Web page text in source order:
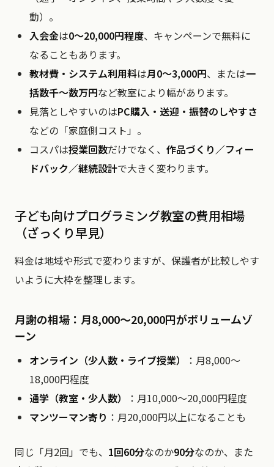
動）。
入会金は0〜20,000円程度、キャンペーンで無料に
なることもあります。
教材費・システム利用料は月0〜3,000円、または一
括数千〜数万円など教室により幅があります。
見落としやすいのはPC購入・送迎・振替のしやすさ
などの「家庭側コスト」。
コスパは授業回数だけでなく、 作品づくり／フィー
ドバック／継続設計で大きく変わります。
子ども向けプログラミング教室の費用相場
（ざっくり早見）
料金は地域や形式で変わりますが、保護者が比較しやす
いように大枠を整理します。
月謝の相場：月8,000〜20,000円がボリュームゾ
ーン
オンライン（少人数・ライブ授業）
：月8,000〜
18,000円程度
通学（教室・少人数）
：月10,000〜20,000円程度
マンツーマン寄り ：月20,000円以上になることも
同じ「月2回」でも、 1回60分なのか90分なのか、また